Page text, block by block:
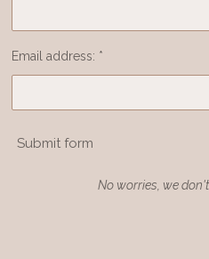
Email address: *
Submit form
No worries, we